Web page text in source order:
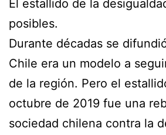
El estallido de la
posibles.
Durante décadas se
Chile era un modelo a
de la región. Pero el
octubre de 2019 fue una
sociedad chilena contra la